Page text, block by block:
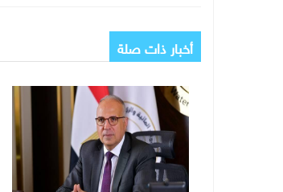
أخبار ذات صلة